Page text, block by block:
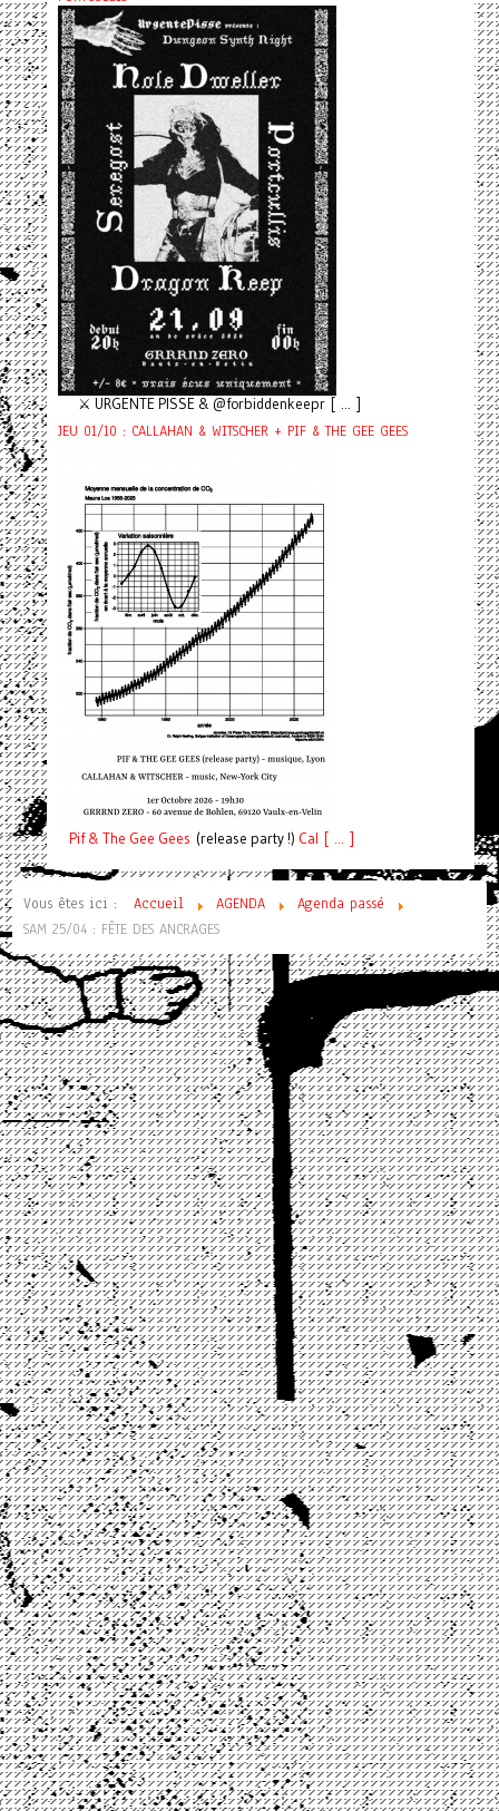
⚔️ URGENTE PISSE & @forbiddenkeepr [ ... ]
JEU 01/10 : CALLAHAN & WITSCHER + PIF & THE GEE GEES
Pif& The Gee Gees (release party !) Cal [ ... ]
Vous êtes ici : Accueil AGENDA
Agenda passé
SAM 25/04 : FÊTE DES ANCRAGES